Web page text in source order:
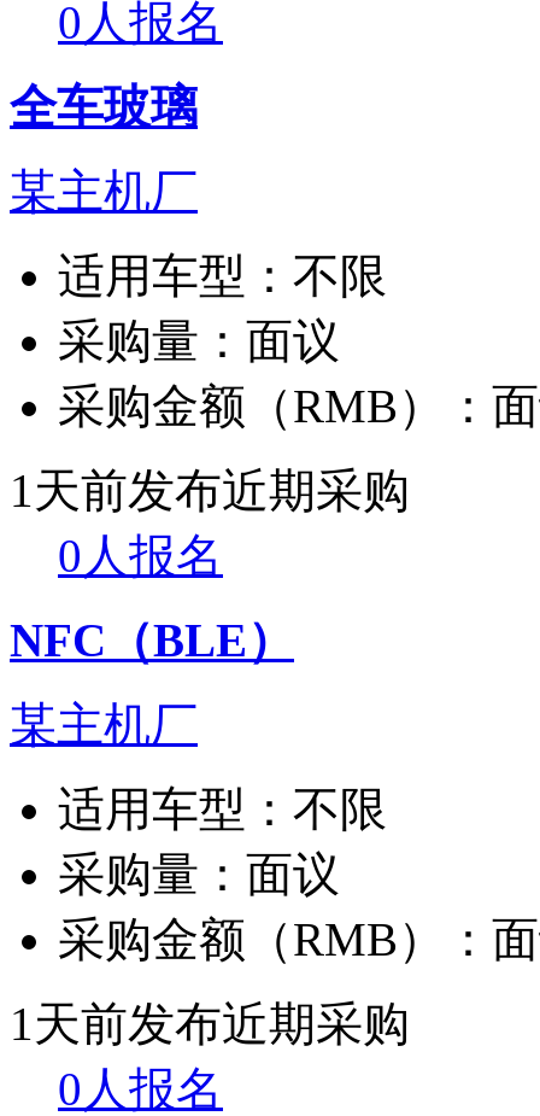
0人报名
全车玻璃
某主机厂
适用车型： 不限
采购量： 面议
采购金额（RMB）：
1天前发布近期采购
0人报名
NFC（BLE）
某主机厂
适用车型： 不限
采购量： 面议
采购金额（RMB）：
1天前发布近期采购
0人报名